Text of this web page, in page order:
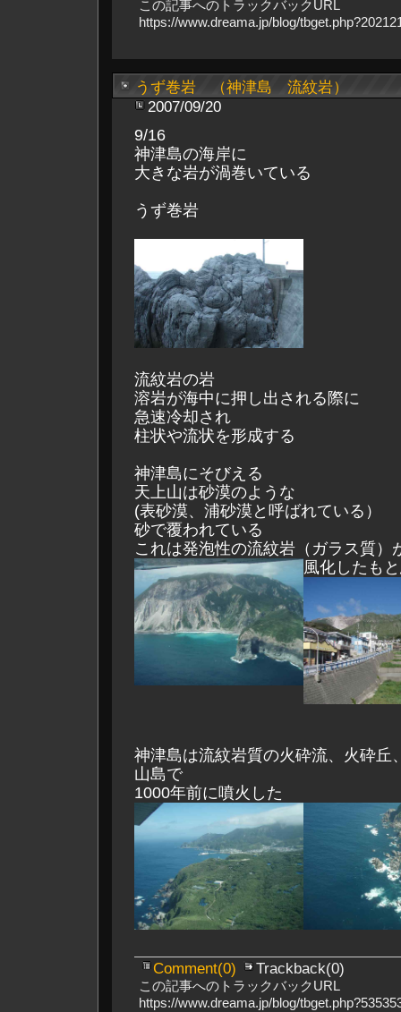
この記事へのトラックバックURL
https://www.dreama.jp/blog/
うず巻岩 （神津島 流紋岩）
2007/09/20
9/16
神津島の海岸に
大きな岩が渦巻いている
うず巻岩
流紋岩の岩
溶岩が海中に押し出される際に
急速冷却され
柱状や流状を形成する
神津島にそびえる
天上山は砂漠のような
(表砂漠、浦砂漠と呼ばれている）
砂で覆われている
これは発泡性の流紋岩（ガラス質）
風化したも
神津島は流紋岩質の火砕流、火砕丘
山島で
1000年前に噴火した
Comment(0) Trackback(0)
この記事へのトラックバックURL
https://www.dreama.jp/blog/